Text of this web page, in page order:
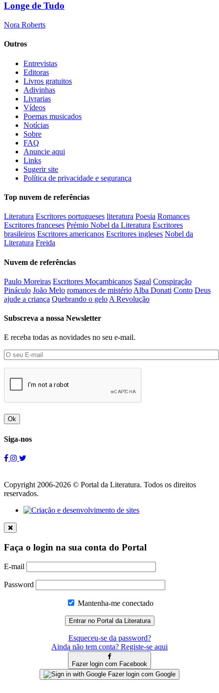
Longe de Tudo
Nora Roberts
Outros
Entrevistas
Editoras
Livros gratuitos
Adivinhas
Livrarias
Vídeos
Poemas musicados
Notícias
Sobre
FAQ
Anuncie aqui
Links
Sugerir site
Política de privacidade e segurança
Top nuvem de referências
Literatura Escritores portugueses literatura Poesia Romances
Escritores franceses Prémio Nobel da Literatura Escritores
brasileiros Escritores americanos Escritores ingleses Nobel da
Literatura Freida
Nuvem de referências
Paulo Moreiras Escritores Moçambicanos Sagal Conspiração
Pináculo João Melo romances de mistério Alba Donati Conto Deus
ajude a criança Quebrando o gelo A Revolução
Subscreva a nossa Newsletter
E receba todas as novidades no seu e-mail.
Ok
Siga-nos
Copyright 2006-2026 © Portal da Literatura. Todos os direitos
reservados.
Faça o login na sua conta do Portal
E-mail
Password
Mantenha-me conectado
Esqueceu-se da password?
Ainda não tem conta? Registe-se aqui
Fazer login com Facebook
Fazer login com Google